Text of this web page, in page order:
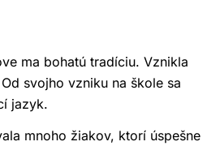
ma bohatú tradíciu. Vznikla
svojho vzniku na škole sa
jazyk.
mnoho žiakov, ktorí úspešne